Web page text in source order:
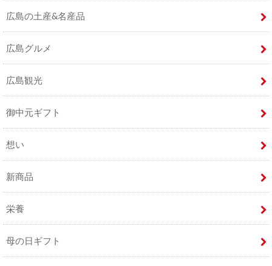
広島の土産&名産品
広島グルメ
広島観光
御中元ギフト
想い
新商品
栄養
母の日ギフト